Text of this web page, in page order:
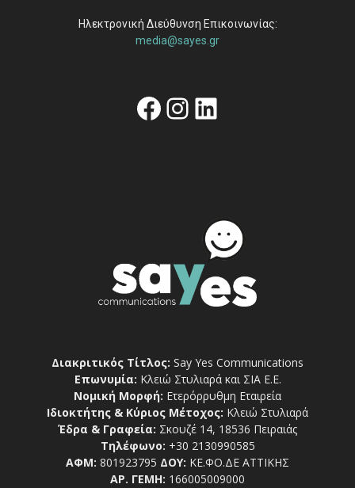
Ηλεκτρονική Διεύθυνση Επικοινωνίας:
media@sayes.gr
Facebook
Instagram
Linkedin
Διακριτικός Τίτλος: Say Yes Communications
Επωνυμία: Κλειώ Στυλιαρά και ΣΙΑ Ε.Ε.
Νομική Μορφή: Ετερόρρυθμη Εταιρεία
Ιδιοκτήτης & Κύριος Μέτοχος: Κλειώ Στυλιαρά
Έδρα & Γραφεία: Σκουζέ 14, 18536 Πειραιάς
Τηλέφωνο: +30 2130990585
ΑΦΜ: 801923795 ΔΟΥ: ΚΕ.ΦΟ.ΔΕ ΑΤΤΙΚΗΣ
ΑΡ. ΓΕΜΗ: 166005009000